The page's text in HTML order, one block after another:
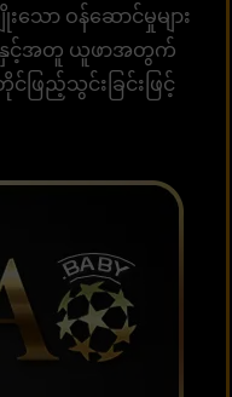
ော ဝန်ဆောင်မှုများ
နှင့်အတူ ယူဖာအတွက်
ည့်သွင်းခြင်းဖြင့်